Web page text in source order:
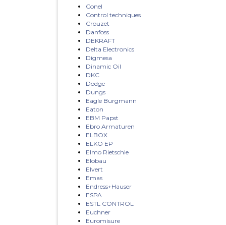
Conel
Control techniques
Crouzet
Danfoss
DEKRAFT
Delta Electronics
Digmesa
Dinamic Oil
DKC
Dodge
Dungs
Eagle Burgmann
Eaton
EBM Papst
Ebro Armaturen
ELBOX
ELKO EP
Elmo Rietschle
Elobau
Elvert
Emas
Endress+Hauser
ESPA
ESTL CONTROL
Euchner
Euromisure